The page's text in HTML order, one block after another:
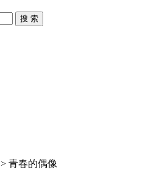
搜 索
> 青春的偶像